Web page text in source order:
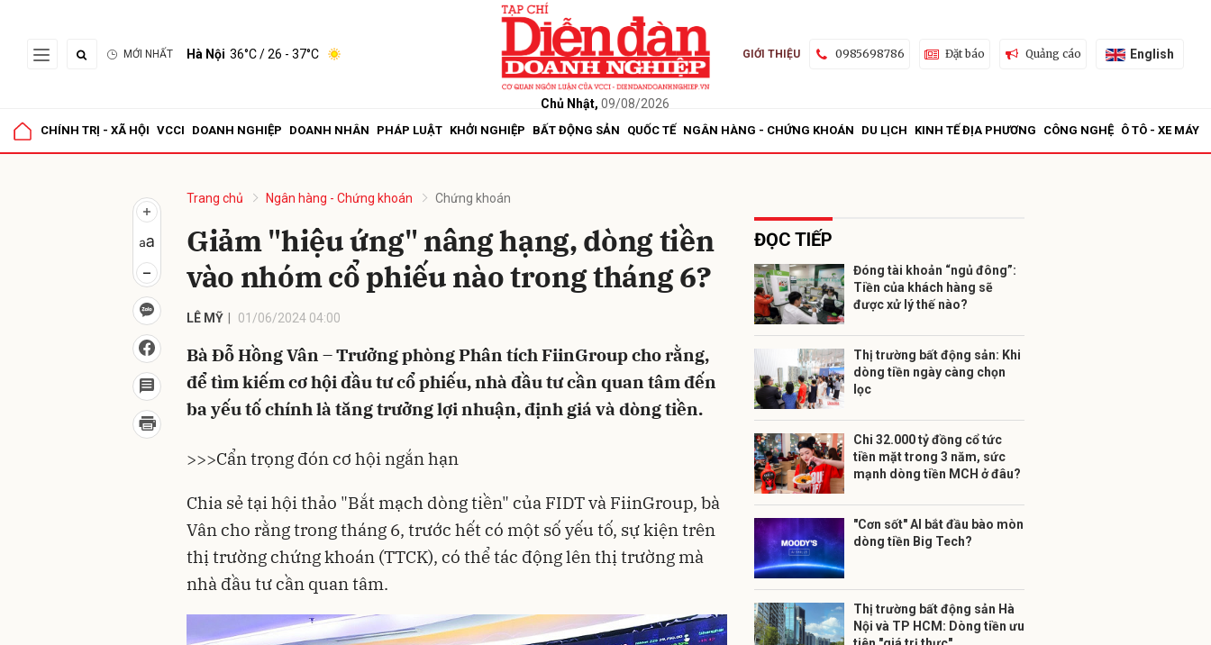
MỚI NHẤT Hà Nội 36°C/ 26 - 37°C
Chủ Nhật, 09/08/2026
GIỚI THIỆU 0985698786 Đặt báo Quảng cáo English
CHÍNH TRỊ - XÃ HỘI VCCI DOANH NGHIỆP DOANH NHÂN PHÁP LUẬT KHỞI NGHIỆP BẤT ĐỘNG SẢN QUỐC TẾ NGÂN HÀNG - CHỨNG KHOÁN DU LỊCH KINH TẾ ĐỊA PHƯƠNG CÔNG NGHỆ Ô TÔ - XE MÁY
Trang chủ Ngân hàng - Chứng khoán Chứng khoán
Giảm "hiệu ứng" nâng hạng, dòng tiền
vào nhóm cổ phiếu nào trong tháng 6?
LÊ MỸ 01/06/2024 04:00
Bà Đỗ Hồng Vân – Trưởng phòng Phân tích FiinGroup cho rằng,
để tìm kiếm cơ hội đầu tư cổ phiếu, nhà đầu tư cần quan tâm đến
ba yếu tố chính là tăng trưởng lợi nhuận, định giá và dòng tiền.
>>>Cẩn trọng đón cơ hội ngắn hạn
Chia sẻ tại hội thảo "Bắt mạch dòng tiền" của FIDT và FiinGroup, bà
Vân cho rằng trong tháng 6, trước hết có một số yếu tố, sự kiện trên
thị trường chứng khoán (TTCK), có thể tác động lên thị trường mà
nhà đầu tư cần quan tâm.
ĐỌC TIẾP
Đóng tài khoản “ngủ đông”:
Tiền của khách hàng sẽ
được xử lý thế nào?
Thị trường bất động sản: Khi
dòng tiền ngày càng chọn
lọc
Chi 32.000 tỷ đồng cổ tức
tiền mặt trong 3 năm, sức
mạnh dòng tiền MCH ở đâu?
"Cơn sốt" AI bắt đầu bào mòn
dòng tiền Big Tech?
Thị trường bất động sản Hà
Nội và TP HCM: Dòng tiền ưu
Gửi